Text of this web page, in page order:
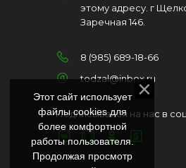
этому адресу. г
Заречная 146.
8 (985) 689-18-66
todzal@inbox.ru
Подписывайся на нас в
Этот сайт использует
файлы cookies для
более комфортной
работы пользователя.
Продолжая просмотр